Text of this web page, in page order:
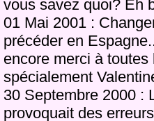
vous savez quoi? Eh
01 Mai 2001 :
précéder en
encore merci à
spécialement
30 Septembre 2000 :
provoquait des